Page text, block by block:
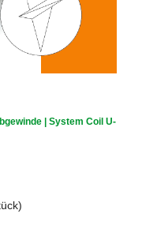
| System Coil U-